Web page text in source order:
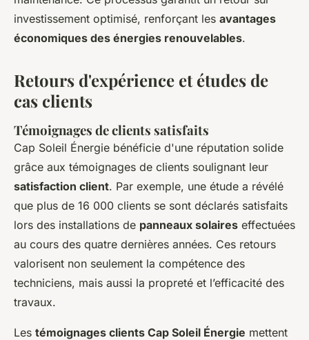
investissement optimisé, renforçant les avantages
économiques des énergies renouvelables.
Retours d'expérience et études de
cas clients
Témoignages de clients satisfaits
Cap Soleil Énergie bénéficie d'une réputation solide
grâce aux témoignages de clients soulignant leur
satisfaction client. Par exemple, une étude a révélé
que plus de 16 000 clients se sont déclarés satisfaits
lors des installations de panneaux solaires effectuées
au cours des quatre dernières années. Ces retours
valorisent non seulement la compétence des
techniciens, mais aussi la propreté et l’efficacité des
travaux.
Les témoignages clients Cap Soleil Énergie mettent